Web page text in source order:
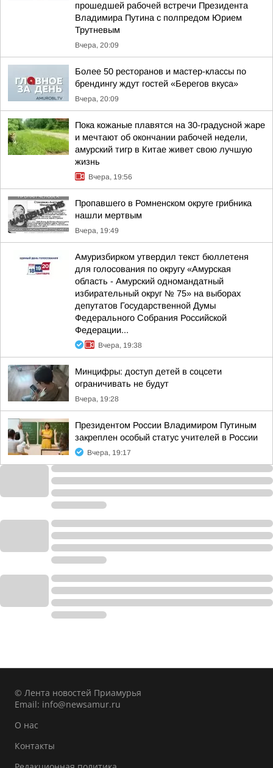
прошедшей рабочей встречи Президента
Владимира Путина с полпредом Юрием
Трутневым
Вчера, 20:09
Более 50 ресторанов и мастер-классы по
брендингу ждут гостей «Берегов вкуса»
Вчера, 20:09
Пока кожаные плавятся на 30-градусной жаре
и мечтают об окончании рабочей недели,
амурский тигр в Китае живет свою лучшую
жизнь
Вчера, 19:56
Пропавшего в Ромненском округе грибника
нашли мертвым
Вчера, 19:49
Амуризбирком утвердил текст бюллетеня
для голосования по округу «Амурская
область - Амурский одномандатный
избирательный округ № 75» на выборах
депутатов Государственной Думы
Федерального Собрания Российской
Федерации...
Вчера, 19:38
Минцифры: доступ детей в соцсети
ограничивать не будут
Вчера, 19:28
Президентом России Владимиром Путиным
закреплен особый статус учителей в России
Вчера, 19:17
© Лента новостей Приамурья
Email: info@newsamur.ru
О нас
Контакты